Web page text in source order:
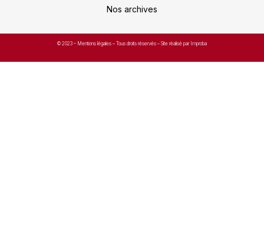
Nos archives
© 2023 – Mentions légales – Tous droits réservés – Site réalisé par Improba